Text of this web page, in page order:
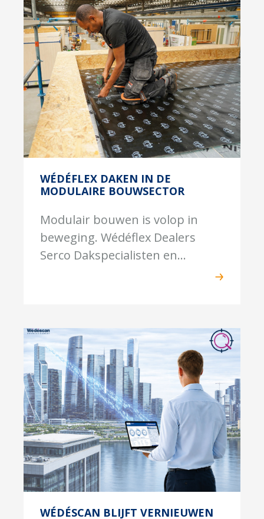
WÉDÉFLEX DAKEN IN DE
MODULAIRE BOUWSECTOR
Modulair bouwen is volop in
beweging. Wédéflex Dealers
Serco Dakspecialisten en...
WÉDÉSCAN BLIJFT VERNIEUWEN